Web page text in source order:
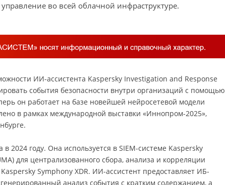
во всей облачной инфраструктуре.
ИИ-ассистента Kaspersky Investigation and Response
события безопасности внутри организаций с помощью
он работает на базе новейшей нейросетевой модели
в рамках международной выставки «Иннопром-2025»,
2024 году. Она используется в SIEM-системе Kaspersky
для централизованного сбора, анализа и корреляции
Symphony XDR. ИИ-ассистент предоставляет ИБ-
анализ события с кратким содержанием, а